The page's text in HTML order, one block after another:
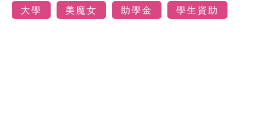
大學
美魔女 助學金 學生資助